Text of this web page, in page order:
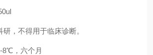
，不得用于临床诊断。
8℃，六个月